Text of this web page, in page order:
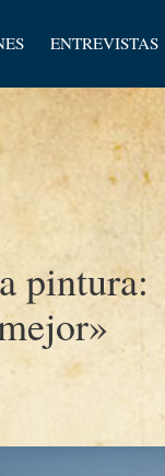
ENTREVISTAS
pintura: